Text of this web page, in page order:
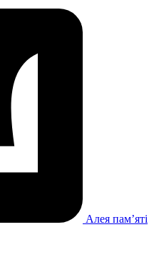
Алея памʼяті